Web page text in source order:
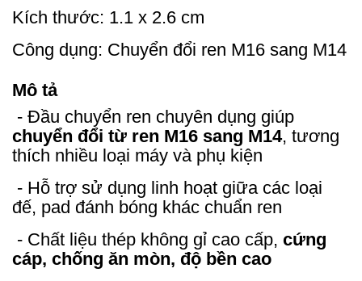
Kích thước: 1.1 x 2.6 cm
Công dụng: Chuyển đổi ren M16 sang M14
Mô tả
- Đầu chuyển ren chuyên dụng giúp
chuyển đổi từ ren M16 sang M14, tương
thích nhiều loại máy và phụ kiện
- Hỗ trợ sử dụng linh hoạt giữa các loại
đế, pad đánh bóng khác chuẩn ren
- Chất liệu thép không gỉ cao cấp, cứng
cáp, chống ăn mòn, độ bền cao